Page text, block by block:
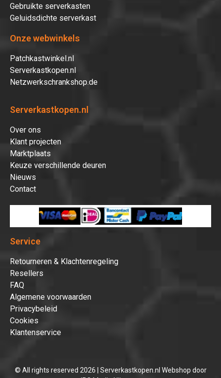
Gebruikte serverkasten
Geluidsdichte serverkast
Onze webwinkels
Patchkastwinkel.nl
Serverkastkopen.nl
Netzwerkschrankshop.de
Serverkastkopen.nl
Over ons
Klant projecten
Marktplaats
Keuze verschillende deuren
Nieuws
Contact
Service
Retourneren & Klachtenregeling
Resellers
FAQ
Algemene voorwaarden
Privacybeleid
Cookies
Klantenservice
© All rights reserved 2026 | Serverkastkopen.nl Webshop door